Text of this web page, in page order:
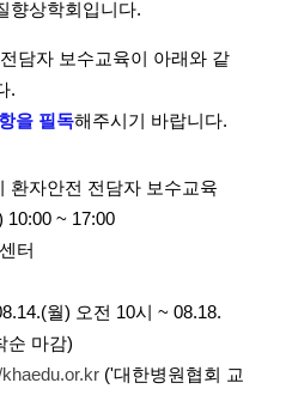
향상학회입니다.
담자 보수교육이 아래와 같
.
을 필독해주시기 바랍니다.
환자안전 전담자 보수교육
10:00 ~ 17:00
터
월) 오전 10시 ~ 08.18.
순 마감)​
('대한병원협회 교